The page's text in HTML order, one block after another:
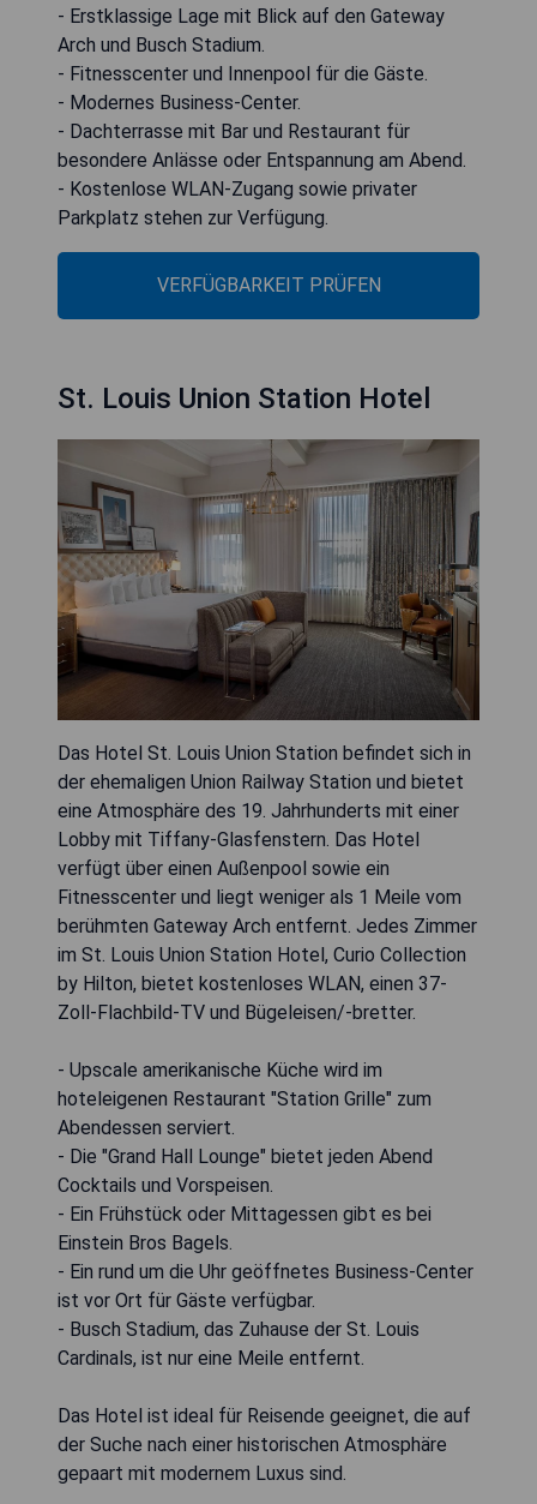
- Erstklassige Lage mit Blick auf den Gateway
Arch und Busch Stadium.
- Fitnesscenter und Innenpool für die Gäste.
- Modernes Business-Center.
- Dachterrasse mit Bar und Restaurant für
besondere Anlässe oder Entspannung am Abend.
- Kostenlose WLAN-Zugang sowie privater
Parkplatz stehen zur Verfügung.
VERFÜGBARKEIT PRÜFEN
St. Louis Union Station Hotel
Das Hotel St. Louis Union Station befindet sich in
der ehemaligen Union Railway Station und bietet
eine Atmosphäre des 19. Jahrhunderts mit einer
Lobby mit Tiffany-Glasfenstern. Das Hotel
verfügt über einen Außenpool sowie ein
Fitnesscenter und liegt weniger als 1 Meile vom
berühmten Gateway Arch entfernt. Jedes Zimmer
im St. Louis Union Station Hotel, Curio Collection
by Hilton, bietet kostenloses WLAN, einen 37-
Zoll-Flachbild-TV und Bügeleisen/-bretter.
- Upscale amerikanische Küche wird im
hoteleigenen Restaurant "Station Grille" zum
Abendessen serviert.
- Die "Grand Hall Lounge" bietet jeden Abend
Cocktails und Vorspeisen.
- Ein Frühstück oder Mittagessen gibt es bei
Einstein Bros Bagels.
- Ein rund um die Uhr geöffnetes Business-Center
ist vor Ort für Gäste verfügbar.
- Busch Stadium, das Zuhause der St. Louis
Cardinals, ist nur eine Meile entfernt.
Das Hotel ist ideal für Reisende geeignet, die auf
der Suche nach einer historischen Atmosphäre
gepaart mit modernem Luxus sind.